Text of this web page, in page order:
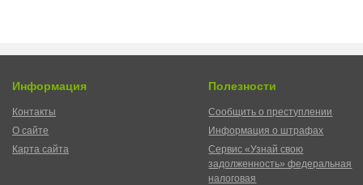
Информация
Контакты
О сайте
Карта сайта
Полезности
Сообщить о преступлении
Информация о штрафах
Сервис «Узнай свою
задолженность» федеральная
налоговая